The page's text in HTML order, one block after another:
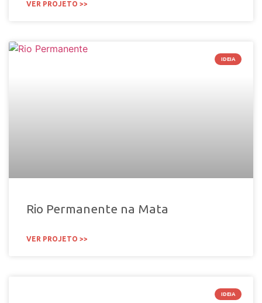
VER PROJETO >>
IDEIA
Rio Permanente na Mata
VER PROJETO >>
IDEIA